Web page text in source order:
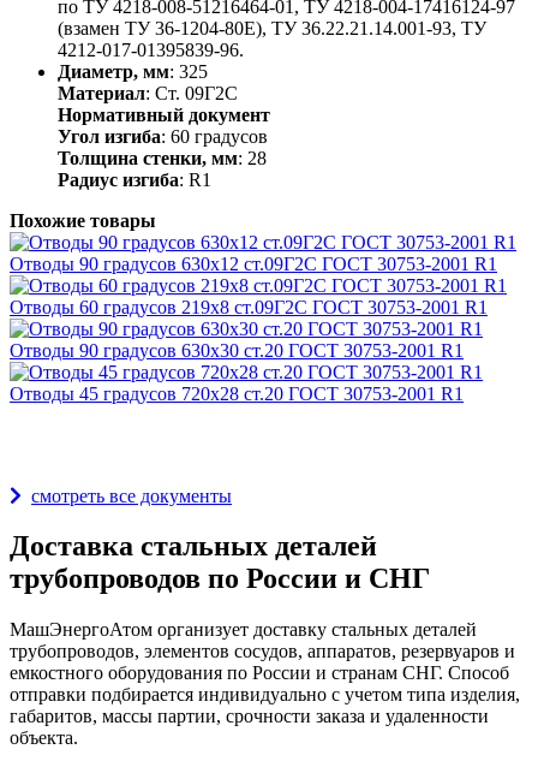
по ТУ 4218-008-51216464-01, ТУ 4218-004-17416124-97
(взамен ТУ 36-1204-80Е), ТУ 36.22.21.14.001-93, ТУ
4212-017-01395839-96.
Диаметр, мм: 325
Материал: Ст. 09Г2С
Нормативный документ
Угол изгиба: 60 градусов
Толщина стенки, мм: 28
Радиус изгиба: R1
Похожие товары
Отводы 90 градусов 630х12 ст.09Г2С ГОСТ 30753-2001 R1
Отводы 60 градусов 219х8 ст.09Г2С ГОСТ 30753-2001 R1
Отводы 90 градусов 630х30 ст.20 ГОСТ 30753-2001 R1
Отводы 45 градусов 720х28 ст.20 ГОСТ 30753-2001 R1
смотреть все документы
Доставка стальных деталей
трубопроводов по России и СНГ
МашЭнергоАтом организует доставку стальных деталей
трубопроводов, элементов сосудов, аппаратов, резервуаров и
емкостного оборудования по России и странам СНГ. Способ
отправки подбирается индивидуально с учетом типа изделия,
габаритов, массы партии, срочности заказа и удаленности
объекта.